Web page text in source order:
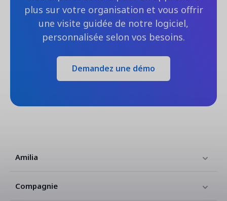
plus sur votre organisation et vous offrir
une visite guidée de notre logiciel,
personnalisée selon vos besoins.
Demandez une démo
Amilia
Compagnie